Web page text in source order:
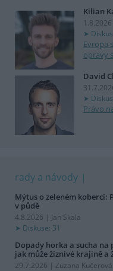
Kilian
1.8.2026
Evropa
opravy
David
Právo
rady a návody
Mýtus o zeleném
v půdě
4.8.2026 | Jan Skala
Diskuse: 31
Dopady horka a sucha na
jak může žíznivé krajině a
29.7.2026 | Zuzana Kučerová